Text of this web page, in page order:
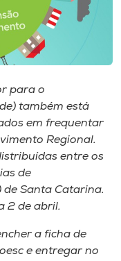
para o
também está
em frequentar
Regional.
entre os
de
de Santa Catarina.
2 de abril.
a ficha de
e entregar no